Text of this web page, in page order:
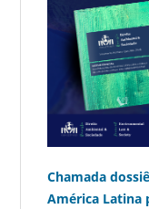
Chamada
América Latina